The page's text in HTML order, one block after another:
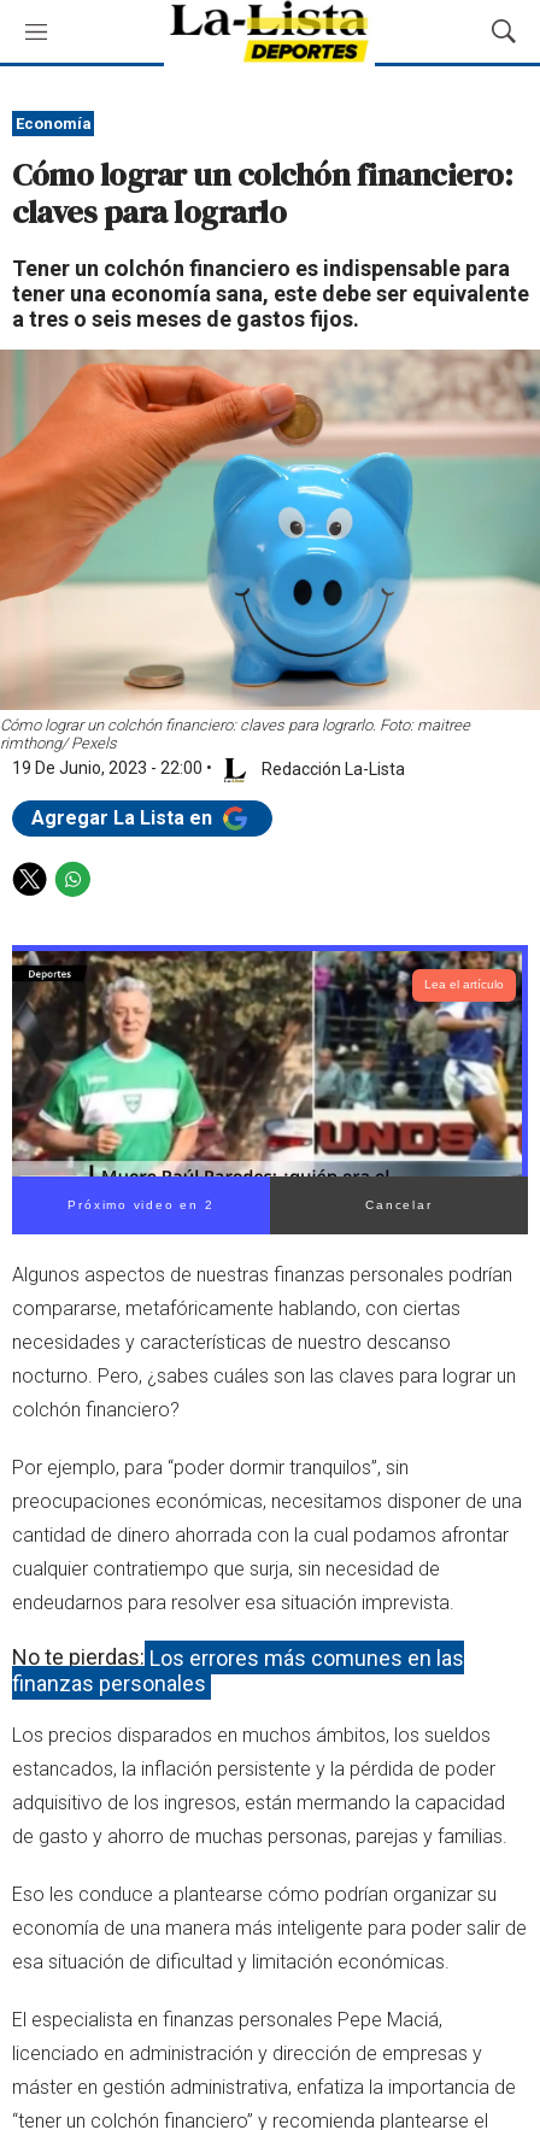
M
e
ú
M
o
a
r
s
q
e
d
a
Economía
Cómo lograr un colchón financiero:
claves para lograrlo
Tener un colchón financiero es indispensable para
tener una economía sana, este debe ser equivalente
a tres o seis meses de gastos fijos.
Cómo lograr un colchón financiero: claves para lograrlo. Foto: maitree
rimthong/ Pexels
19 De Junio, 2023 - 22:00 • Redacción La-Lista
Agregar La Lista en
T
i
t
t
e
r
W
a
t
a
p
p
Lea el artículo
Próximo video en 2 Cancelar
Algunos aspectos de nuestras finanzas personales podrían
compararse, metafóricamente hablando, con ciertas
necesidades y características de nuestro descanso
nocturno. Pero, ¿sabes cuáles son las claves para lograr un
colchón financiero?
Por ejemplo, para “poder dormir tranquilos”, sin
preocupaciones económicas, necesitamos disponer de una
cantidad de dinero ahorrada con la cual podamos afrontar
cualquier contratiempo que surja, sin necesidad de
endeudarnos para resolver esa situación imprevista.
No te pierdas: Los errores más comunes en las
finanzas personales
Los precios disparados en muchos ámbitos, los sueldos
estancados, la inflación persistente y la pérdida de poder
adquisitivo de los ingresos, están mermando la capacidad
de gasto y ahorro de muchas personas, parejas y familias.
Eso les conduce a plantearse cómo podrían organizar su
economía de una manera más inteligente para poder salir de
esa situación de dificultad y limitación económicas.
El especialista en finanzas personales Pepe Maciá,
licenciado en administración y dirección de empresas y
máster en gestión administrativa, enfatiza la importancia de
“tener un colchón financiero” y recomienda plantearse el